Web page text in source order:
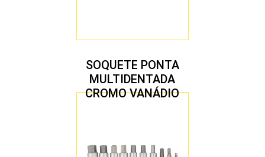
SOQUETE PONTA
MULTIDENTADA
CROMO VANÁDIO